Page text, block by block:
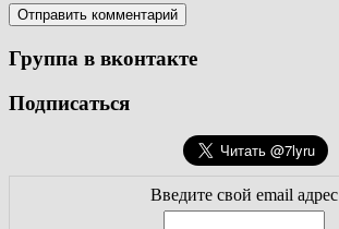
Группа в вконтакте
Подписаться
Введите свой email адрес